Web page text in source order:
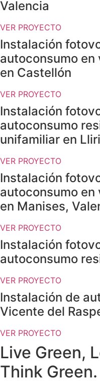
Valencia
VER PROYECTO
Instalación
autoconsumo
en Castellón
VER PROYECTO
Instalación
autoconsumo
unifamiliar en
VER PROYECTO
Instalación
autoconsumo
en Manises,
VER PROYECTO
Instalación
autoconsumo
VER PROYECTO
Instalación de
Vicente del
VER PROYECTO
Live Green,
Think Green.